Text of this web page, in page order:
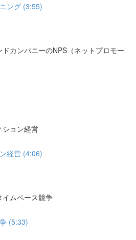
ング (3:55)
カンパニーのNPS（ネットプロモー
ョン経営
経営 (4:06)
ムベース競争
(5:33)